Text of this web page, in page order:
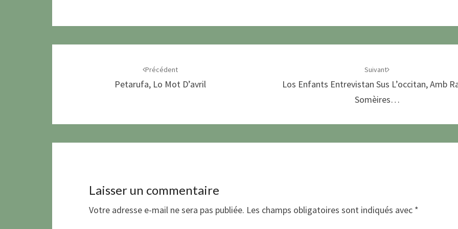
Précédent
Petarufa, Lo Mot D’avril
Suivant
Los Enfants Entrevistan Sus L’occitan, Amb
Somèires…
Laisser un commentaire
Votre adresse e-mail ne sera pas publiée. Les champs obligatoires sont indiqués avec *